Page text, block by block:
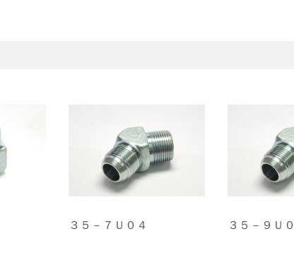
３５－７Ｕ０４ ３５－９Ｕ